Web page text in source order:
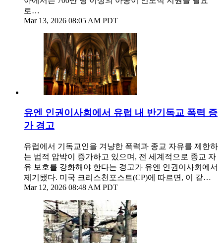
로…
Mar 13, 2026 08:05 AM PDT
유엔 인권이사회에서 유럽 내 반기독교 폭력 증
가 경고
유럽에서 기독교인을 겨냥한 폭력과 종교 자유를 제한하
는 법적 압박이 증가하고 있으며, 전 세계적으로 종교 자
유 보호를 강화해야 한다는 경고가 유엔 인권이사회에서
제기됐다. 미국 크리스천포스트(CP)에 따르면, 이 같…
Mar 12, 2026 08:48 AM PDT